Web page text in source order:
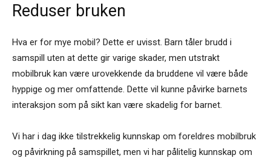
Reduser bruken
Hva er for mye mobil? Dette er uvisst. Barn tåler brudd i
samspill uten at dette gir varige skader, men utstrakt
mobilbruk kan være urovekkende da bruddene vil være både
hyppige og mer omfattende. Dette vil kunne påvirke barnets
interaksjon som på sikt kan være skadelig for barnet.
Vi har i dag ikke tilstrekkelig kunnskap om foreldres mobilbruk
og påvirkning på samspillet, men vi har pålitelig kunnskap om